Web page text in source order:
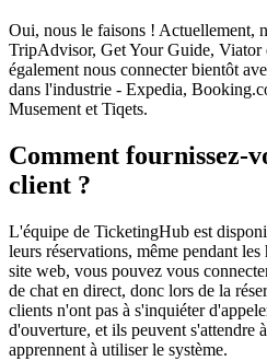
Oui, nous le faisons ! Actuellement,
TripAdvisor, Get Your Guide,
également nous connecter bientôt
dans l'industrie - Expedia,
Musement et Tiqets.
Comment fournissez-
client ?
L'équipe de TicketingHub est
leurs réservations, même pendant
site web, vous pouvez vous
de chat en direct, donc lors de la
clients n'ont pas à s'inquiéter
d'ouverture, et ils peuvent s'attendre
apprennent à utiliser le système.